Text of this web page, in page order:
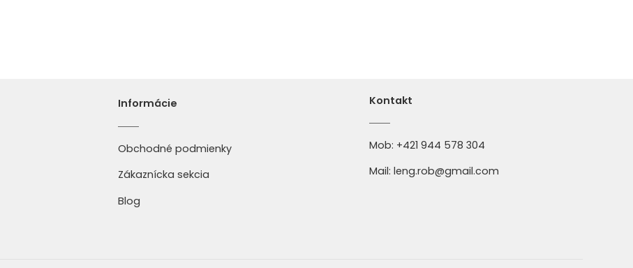
Informácie
Obchodné podmienky
Zákaznícka sekcia
Blog
Kontakt
Mob: +421 944 578 304
Mail: leng.rob@gmail.com